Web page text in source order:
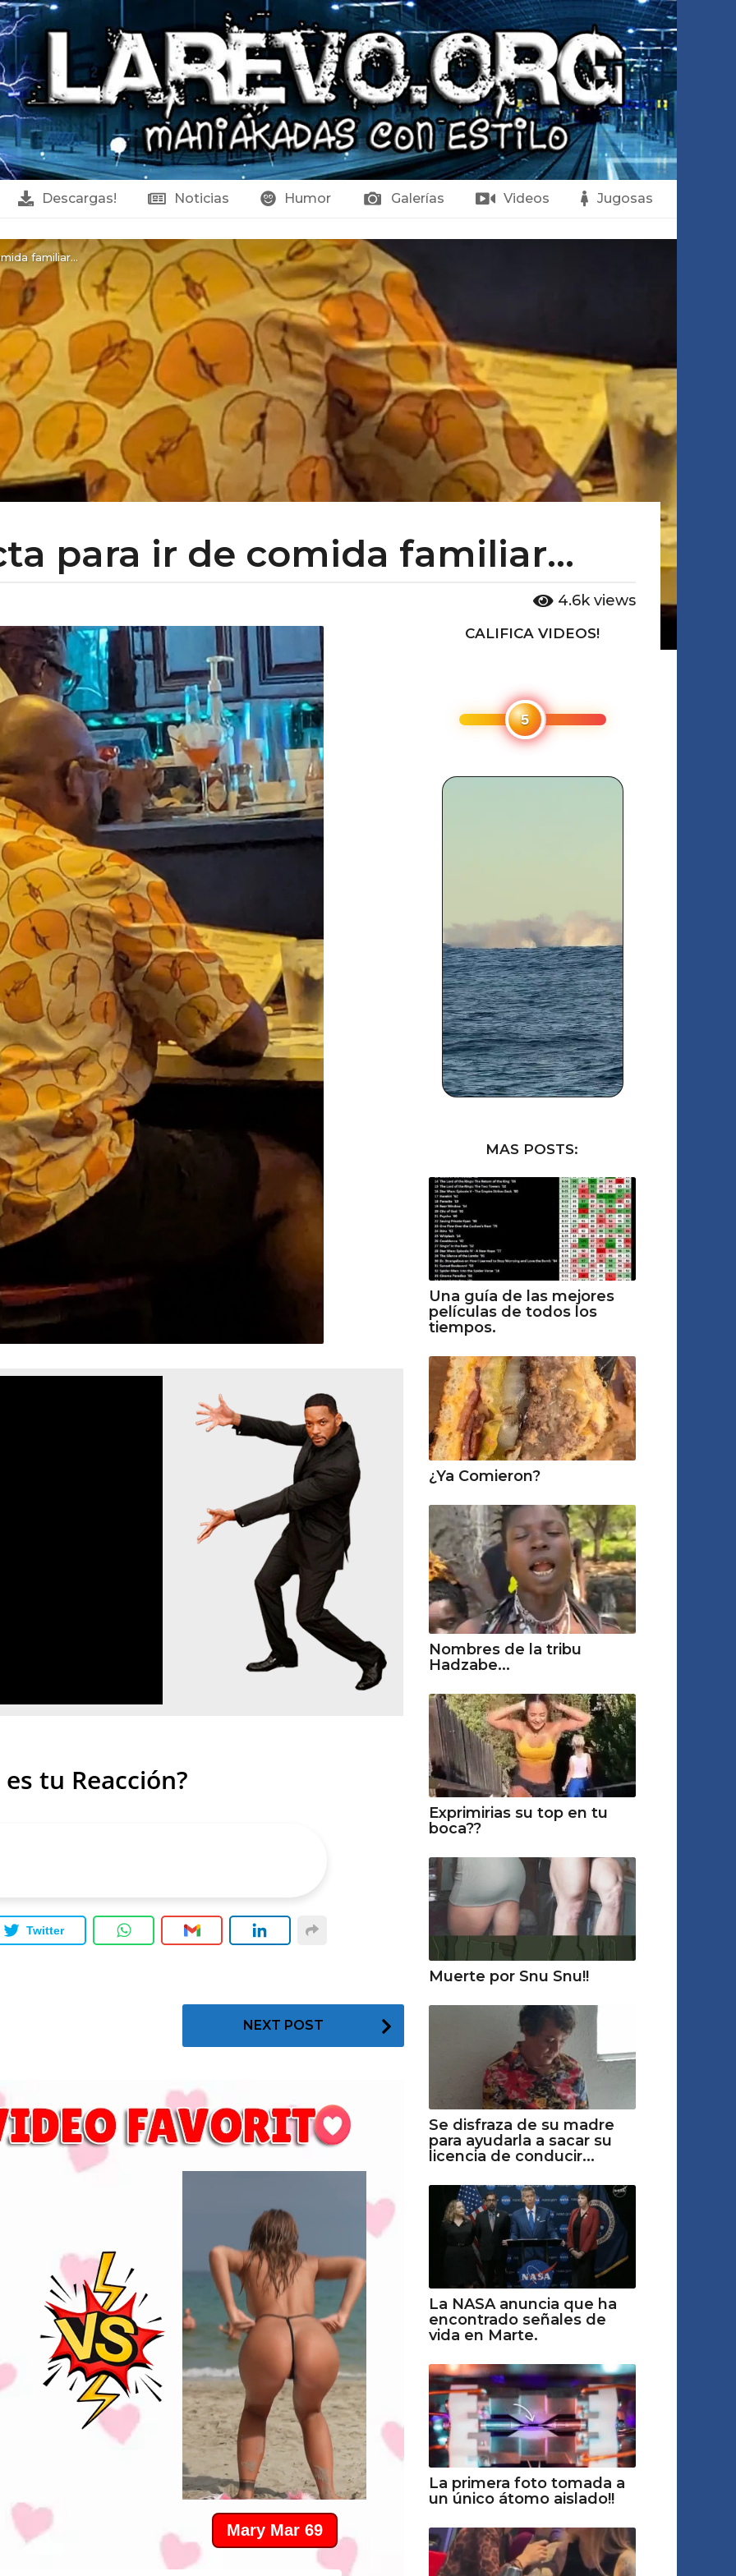
Descargas! Noticias Humor Galerías Videos Jugosas
familiar...
para ir de comida familiar...
4.6k views
tu Reacción?
Twitter
NEXT POST
CALIFICA VIDEOS!
MAS POSTS:
Una guía de las mejores
películas de todos los
tiempos.
¿Ya Comieron?
Nombres de la tribu
Hadzabe...
Exprimirias su top en tu
boca??
Muerte por Snu Snu!!
Se disfraza de su madre
para ayudarla a sacar su
licencia de conducir...
La NASA anuncia que ha
encontrado señales de
vida en Marte.
La primera foto tomada a
un único átomo aislado!!